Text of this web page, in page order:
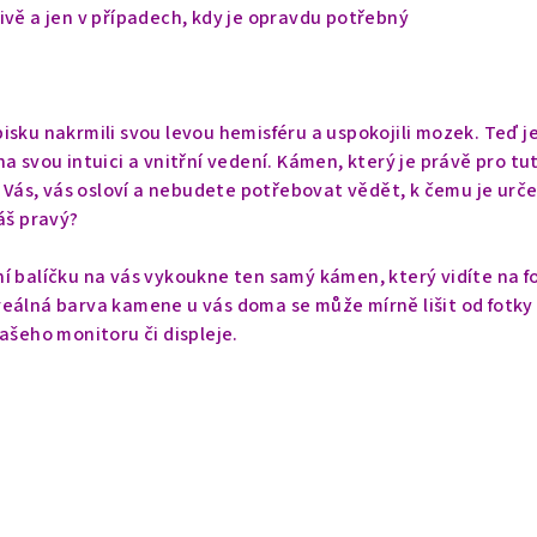
a jen v případech, kdy je opravdu potřebný
nakrmili svou levou hemisféru a uspokojili mozek. Teď
svou intuici a vnitřní vedení. Kámen, který je právě pro
vás osloví a nebudete potřebovat vědět, k čemu je
pravý?
balíčku na vás vykoukne ten samý kámen, který vidíte na
barva kamene u vás doma se může mírně lišit od fotky
monitoru či displeje.